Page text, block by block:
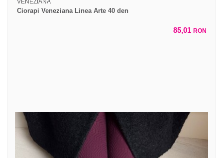
VENEZIANA
Ciorapi Veneziana Linea Arte 40 den
85,01 RON